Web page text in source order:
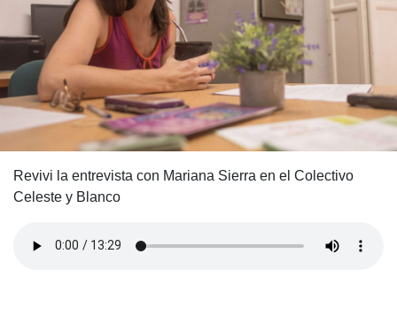
Revivi la entrevista con Mariana Sierra en el Colectivo
Celeste y Blanco